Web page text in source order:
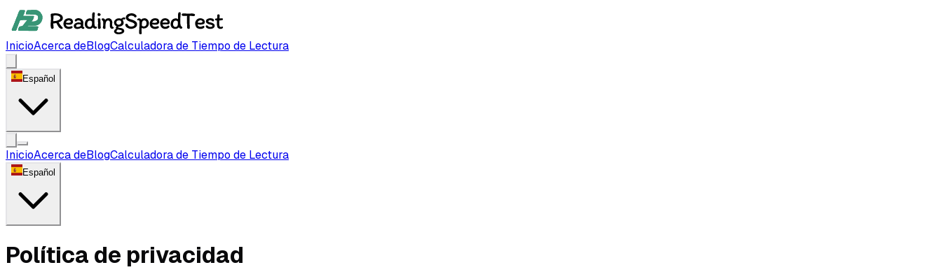
InicioAcerca deBlogCalculadora de Tiempo de Lectura
Español
InicioAcerca deBlogCalculadora de Tiempo de Lectura
Español
Política de privacidad